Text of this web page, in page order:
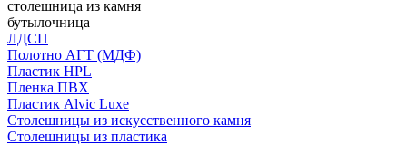
столешница из камня
бутылочница
ЛДСП
Полотно АГТ (МДФ)
Пластик HPL
Пленка ПВХ
Пластик Alvic Luxe
Столешницы из искусственного камня
Столешницы из пластика